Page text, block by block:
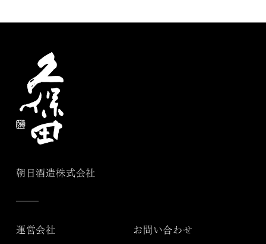
朝日酒造株式会社
運営会社 お問い合わせ